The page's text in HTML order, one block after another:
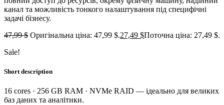
канал та можливість тонкого налаштування під специфічні
задачі бізнесу.
47,99$ Оригінальна ціна: 47,99 $.27,49 $Поточна ціна: 27,49 $.
Sale!
Short description
16 cores · 256 GB RAM · NVMe RAID — ідеально для великих
баз даних та аналітики.